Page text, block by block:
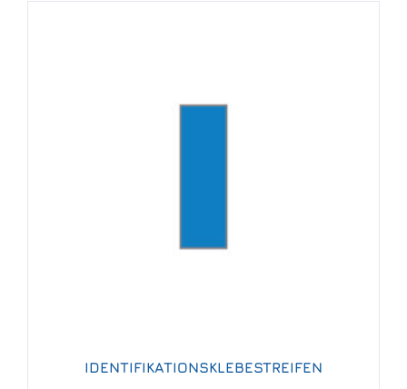
IDENTIFIKATIONSKLEBESTREIFEN